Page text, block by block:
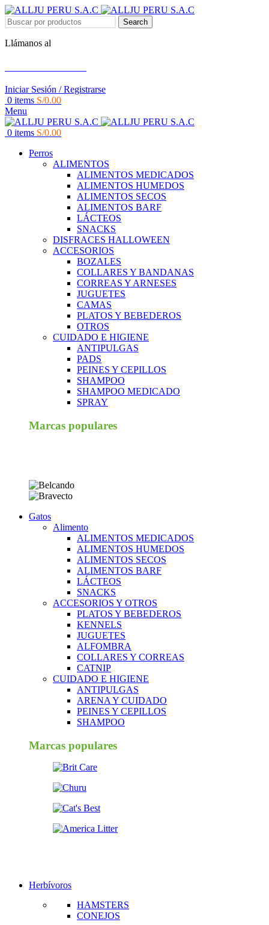
Search
Llámanos al
Iniciar Sesión / Registrarse
0 items S/0.00
Menu
0 items S/0.00
Perros
ALIMENTOS
ALIMENTOS MEDICADOS
ALIMENTOS HUMEDOS
ALIMENTOS SECOS
ALIMENTOS BARF
LÁCTEOS
SNACKS
DISFRACES HALLOWEEN
ACCESORIOS
BOZALES
COLLARES Y BANDANAS
CORREAS Y ARNESES
JUGUETES
CAMAS
PLATOS Y BEBEDEROS
OTROS
CUIDADO E HIGIENE
ANTIPULGAS
PADS
PEINES Y CEPILLOS
SHAMPOO
SHAMPOO MEDICADO
SPRAY
Marcas populares
Gatos
Alimento
ALIMENTOS MEDICADOS
ALIMENTOS HUMEDOS
ALIMENTOS SECOS
ALIMENTOS BARF
LÁCTEOS
SNACKS
ACCESORIOS Y OTROS
PLATOS Y BEBEDEROS
KENNELS
JUGUETES
ALFOMBRA
COLLARES Y CORREAS
CATNIP
CUIDADO E HIGIENE
ANTIPULGAS
ARENA Y CUIDADO
PEINES Y CEPILLOS
SHAMPOO
Marcas populares
Herbívoros
HAMSTERS
CONEJOS